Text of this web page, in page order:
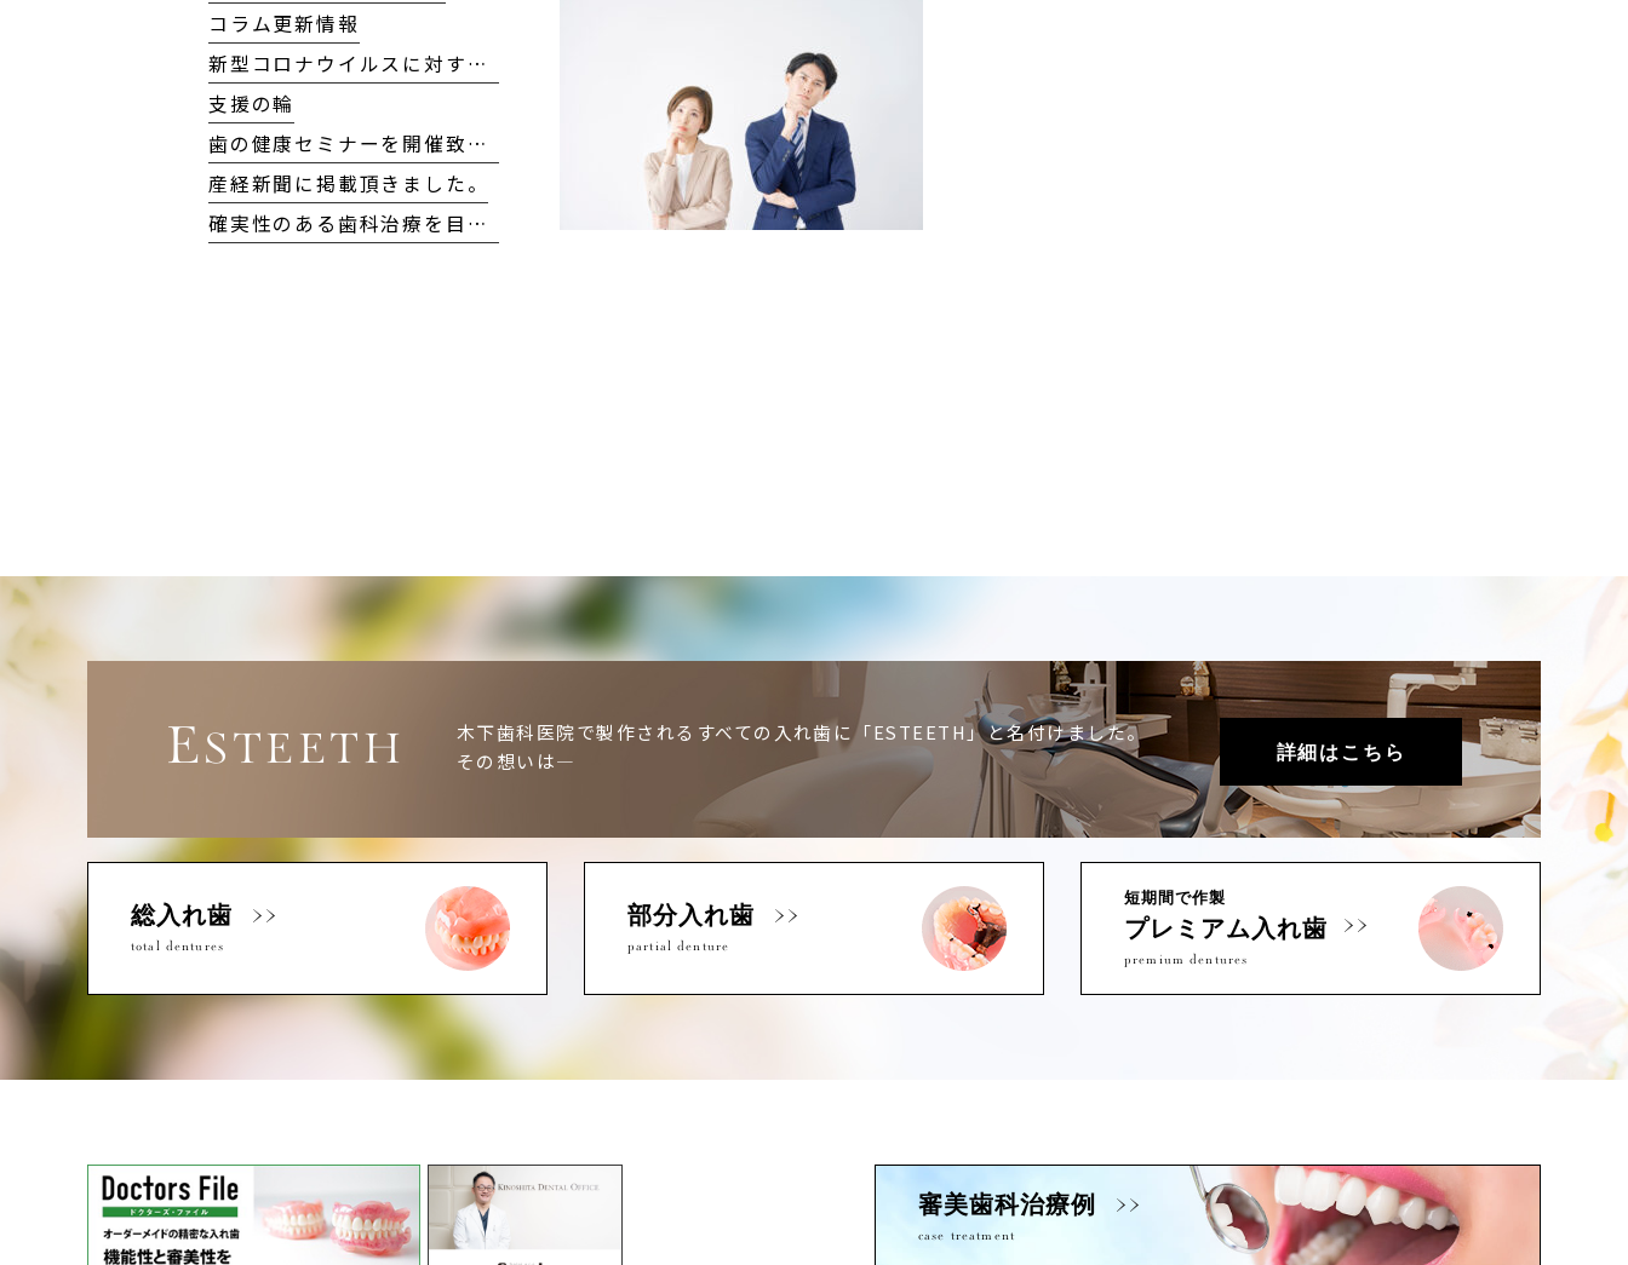
コラム更新情報
新型コロナウイルスに対する当院の対応方針について
支援の輪
歯の健康セミナーを開催致しました！
産経新聞に掲載頂きました。
確実性のある歯科治療を目指して
ESTEETH
木下歯科医院で製作されるすべての入れ歯に「ESTEETH」と名付けました。
その想いは―
詳細はこちら
総入れ歯
total dentures
部分入れ歯
partial denture
短期間で作製
プレミアム入れ歯
premium dentures
審美歯科治療例
case treatment